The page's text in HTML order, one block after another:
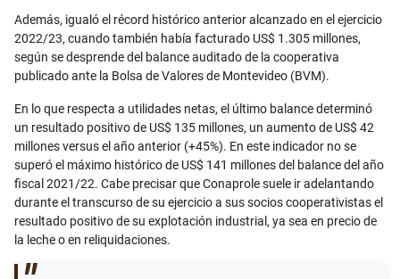
Además, igualó el récord histórico anterior alcanzado en el ejercicio
2022/23, cuando también había facturado US$ 1.305 millones,
según se desprende del balance auditado de la cooperativa
publicado ante la Bolsa de Valores de Montevideo (BVM).
En lo que respecta a utilidades netas, el último balance determinó
un resultado positivo de US$ 135 millones, un aumento de US$ 42
millones versus el año anterior (+45%). En este indicador no se
superó el máximo histórico de US$ 141 millones del balance del año
fiscal 2021/22. Cabe precisar que Conaprole suele ir adelantando
durante el transcurso de su ejercicio a sus socios cooperativistas el
resultado positivo de su explotación industrial, ya sea en precio de
la leche o en reliquidaciones.